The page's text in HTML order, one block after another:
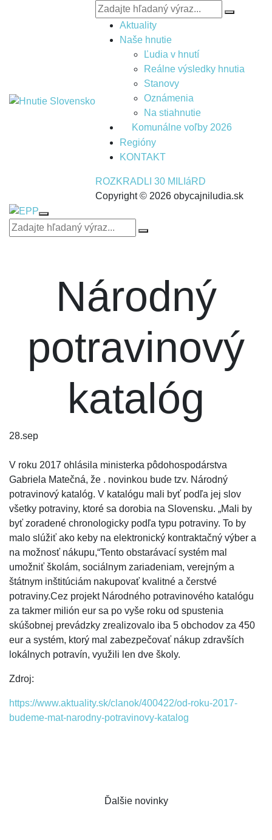
Aktuality
Naše hnutie
Ľudia v hnutí
Reálne výsledky hnutia
Stanovy
Oznámenia
Na stiahnutie
Komunálne voľby 2026
Regióny
KONTAKT
ROZKRADLI 30 MILIáRD
Copyright © 2026 obycajniludia.sk
Národný
potravinový
katalóg
28.sep
V roku 2017 ohlásila ministerka pôdohospodárstva
Gabriela Matečná, že . novinkou bude tzv. Národný
potravinový katalóg. V katalógu mali byť podľa jej slov
všetky potraviny, ktoré sa dorobia na Slovensku. „Mali by
byť zoradené chronologicky podľa typu potraviny. To by
malo slúžiť ako keby na elektronický kontraktačný výber a
na možnosť nákupu,“Tento obstarávací systém mal
umožniť školám, sociálnym zariadeniam, verejným a
štátnym inštitúciám nakupovať kvalitné a čerstvé
potraviny.Cez projekt Národného potravinového katalógu
za takmer milión eur sa po vyše roku od spustenia
skúšobnej prevádzky zrealizovalo iba 5 obchodov za 450
eur a systém, ktorý mal zabezpečovať nákup zdravších
lokálnych potravín, využili len dve školy.
Zdroj:
https://www.aktuality.sk/clanok/400422/od-roku-2017-
budeme-mat-narodny-potravinovy-katalog
Ďalšie novinky